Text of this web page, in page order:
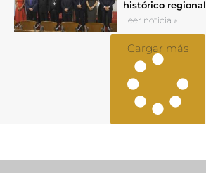
histórico regional
Leer noticia »
Cargar más